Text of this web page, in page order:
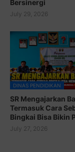
Bersinergi
July 29, 2026
DINAS PENDIDIKAN
SR Mengajarkan
Termasuk Cara
Bingkai Bisa Bikin
July 27, 2026